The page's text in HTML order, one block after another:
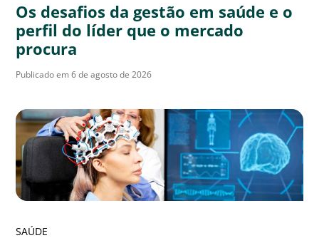
Os desafios da gestão em saúde e o
perfil do líder que o mercado
procura
Publicado em 6 de agosto de 2026
SAÚDE